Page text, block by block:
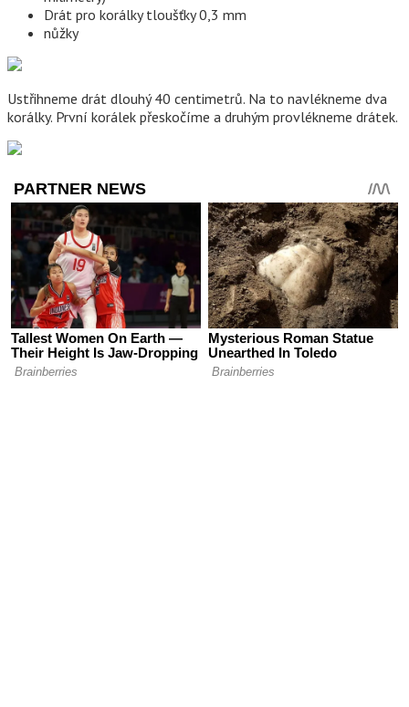
Drát pro korálky tloušťky 0,3 mm
nůžky
Ustřihneme drát dlouhý 40 centimetrů. Na to navlékneme dva
korálky. První korálek přeskočíme a druhým provlékneme drátek.